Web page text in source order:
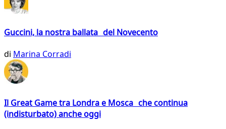
Guccini, la nostra ballata del Novecento
di Marina Corradi
Il Great Game tra Londra e Mosca che continua
(indisturbato) anche oggi